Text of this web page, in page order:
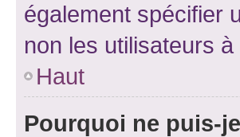
également spécifier
non les utilisateurs
Haut
Pourquoi ne puis-